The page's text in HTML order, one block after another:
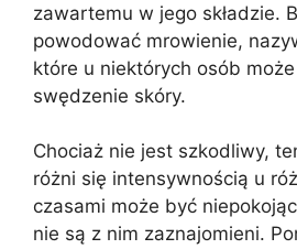
zawartemu w jego składzie.
powodować mrowienie,
które u niektórych osób może
swędzenie skóry.
Chociaż nie jest szkodliwy,
różni się intensywnością u
czasami może być
nie są z nim zaznajomieni.